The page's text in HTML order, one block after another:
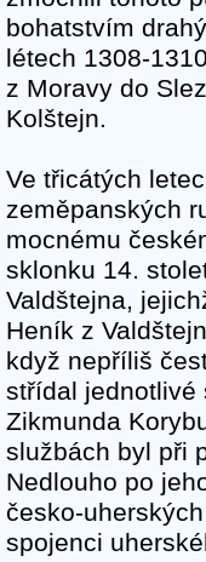
bohatstvím
létech 1308-
z Moravy do
Kolštejn.
Ve třicátých
zeměpanských
mocnému
sklonku 14.
Valdštejna,
Heník z
když nepříliš
střídal jednotlivé
Zikmunda
službách byl při
Nedlouho po
česko-
spojenci